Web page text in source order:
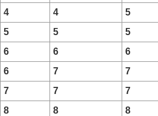
4
4 5
5
5 5
6
6 6
6
7 7
7
7 7
8
8 8